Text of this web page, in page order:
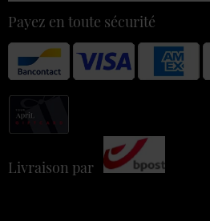
Payez en toute sécurité
Livraison par